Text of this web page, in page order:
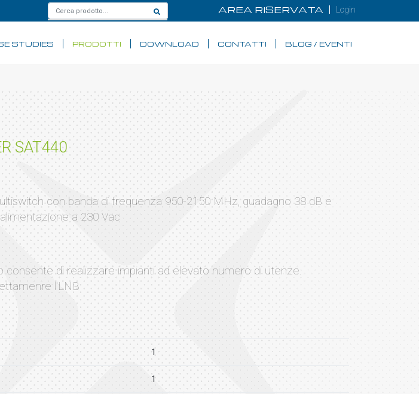
AREA RISERVATA Login
STUDIES PRODOTTI DOWNLOAD CONTATTI BLOG / EVENTI
SAT440
con banda di frequenza 950-2150 MHz, guadagno 38 dB e
a 230 Vac
consente di realizzare impianti ad elevato numero di utenze.
l'LNB
1
1